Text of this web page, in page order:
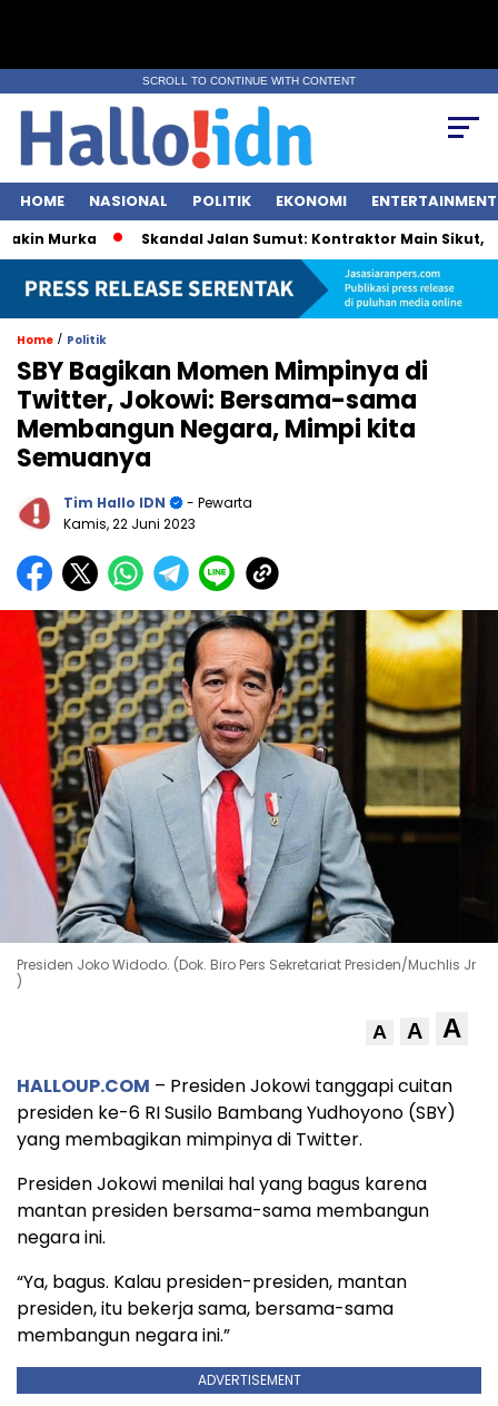
SCROLL TO CONTINUE WITH CONTENT
HOME NASIONAL POLITIK EKONOMI ENTERTAINMENT
Murka Skandal Jalan Sumut: Kontraktor Main Sikut,
Home / Politik
SBY Bagikan Momen Mimpinya di
Twitter, Jokowi: Bersama-sama
Membangun Negara, Mimpi kita
Semuanya
Tim Hallo IDN
- Pewarta
Kamis, 22 Juni 2023
Presiden Joko Widodo. (Dok. Biro Pers Sekretariat Presiden/Muchlis Jr
)
A A A
HALLOUP.COM – Presiden Jokowi tanggapi cuitan
presiden ke-6 RI Susilo Bambang Yudhoyono (SBY)
yang membagikan mimpinya di Twitter.
Presiden Jokowi menilai hal yang bagus karena
mantan presiden bersama-sama membangun
negara ini.
“Ya, bagus. Kalau presiden-presiden, mantan
presiden, itu bekerja sama, bersama-sama
membangun negara ini.”
ADVERTISEMENT